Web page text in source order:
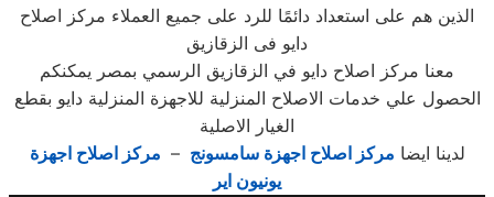
الذين هم على استعداد دائمًا للرد على جميع العملاء مركز اصلاح
دايو فى الزقازيق
معنا مركز اصلاح دايو في الزقازيق الرسمي بمصر يمكنكم
الحصول علي خدمات الاصلاح المنزلية للاجهزة المنزلية دايو بقطع
الغيار الاصلية
لدينا ايضا مركز اصلاح اجهزة سامسونج – مركز اصلاح اجهزة
يونيون اير